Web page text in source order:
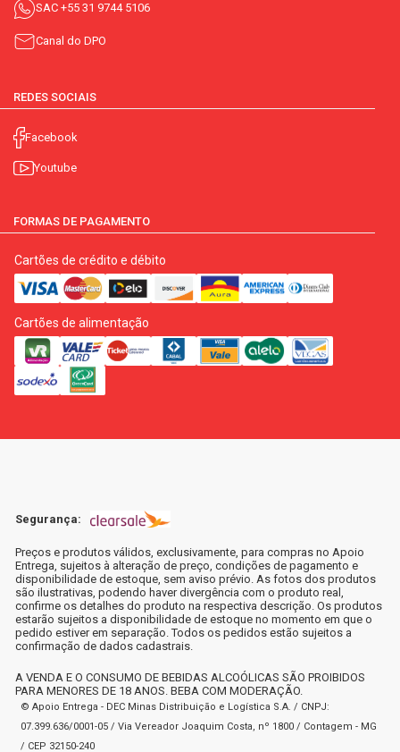
SAC +55 31 9744 5106
Canal do DPO
REDES SOCIAIS
Facebook
Youtube
FORMAS DE PAGAMENTO
Cartões de crédito e débito
Cartões de alimentação
Segurança:
Preços e produtos válidos, exclusivamente, para compras no Apoio
Entrega, sujeitos à alteração de preço, condições de pagamento e
disponibilidade de estoque, sem aviso prévio. As fotos dos produtos
são ilustrativas, podendo haver divergência com o produto real,
confirme os detalhes do produto na respectiva descrição. Os produtos
estarão sujeitos a disponibilidade de estoque no momento em que o
pedido estiver em separação. Todos os pedidos estão sujeitos a
confirmação de dados cadastrais.
A VENDA E O CONSUMO DE BEBIDAS ALCOÓLICAS SÃO PROIBIDOS
PARA MENORES DE 18 ANOS. BEBA COM MODERAÇÃO.
© Apoio Entrega - DEC Minas Distribuição e Logística S.A. / CNPJ:
07.399.636/0001-05 / Via Vereador Joaquim Costa, nº 1800 / Contagem - MG
/ CEP 32150-240